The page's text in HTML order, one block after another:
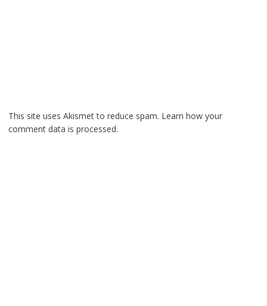
This site uses Akismet to reduce spam. Learn how your
comment data is processed.